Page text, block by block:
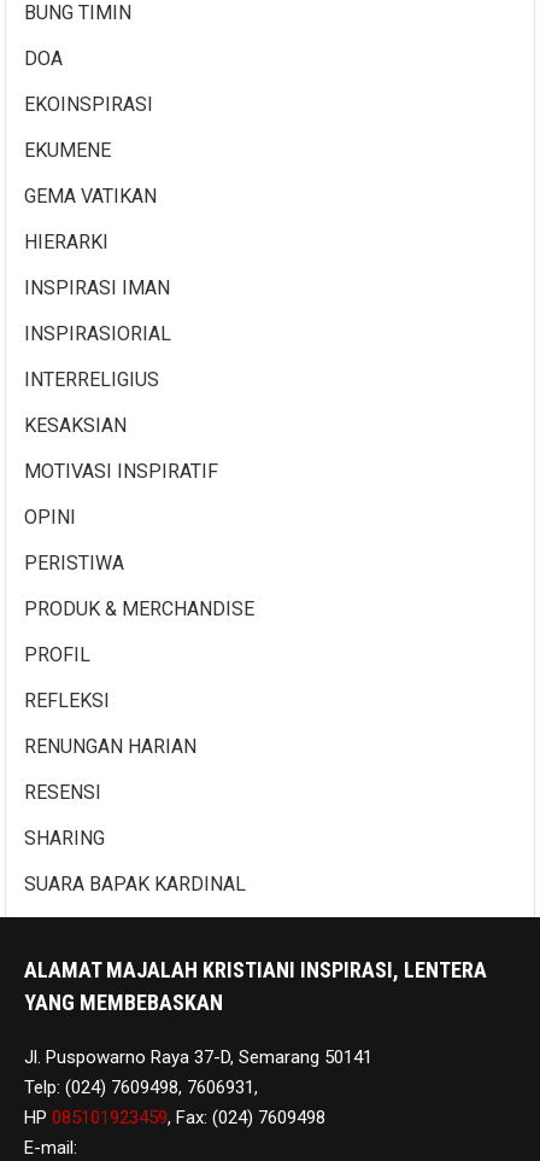
BUNG TIMIN
DOA
EKOINSPIRASI
EKUMENE
GEMA VATIKAN
HIERARKI
INSPIRASI IMAN
INSPIRASIORIAL
INTERRELIGIUS
KESAKSIAN
MOTIVASI INSPIRATIF
OPINI
PERISTIWA
PRODUK & MERCHANDISE
PROFIL
REFLEKSI
RENUNGAN HARIAN
RESENSI
SHARING
SUARA BAPAK KARDINAL
ALAMAT MAJALAH KRISTIANI INSPIRASI, LENTERA
YANG MEMBEBASKAN
Jl. Puspowarno Raya 37-D, Semarang 50141
Telp: (024) 7609498, 7606931,
HP 085101923459, Fax: (024) 7609498
E-mail: